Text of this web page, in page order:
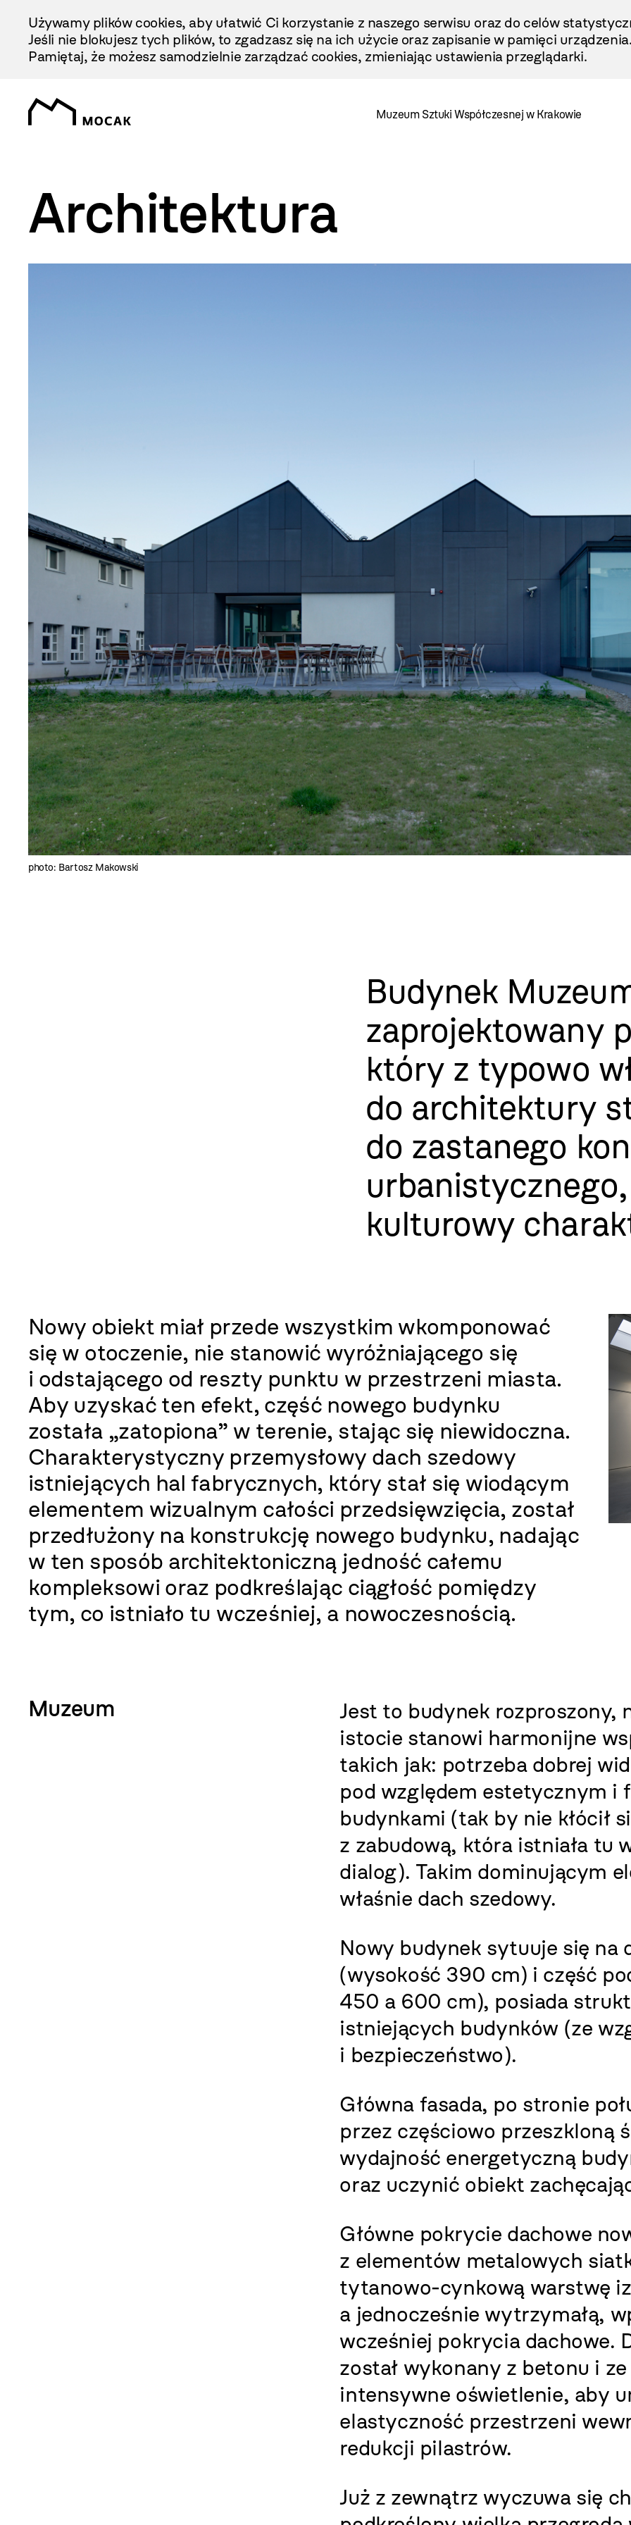
Treści
Używamy plików cookies, aby ułatwić Ci korzystanie z naszego serwisu oraz do celów
Jeśli nie blokujesz tych plików, to zgadzasz się na ich użycie oraz zapisanie w pamięci urządzenia.
Pamiętaj, że możesz samodzielnie zarządzać cookies, zmieniając ustawienia przeglądarki.
Muzeum Sztuki Współczesnej w Krakowie
Architektura
photo: Bartosz Makowski
Budynek
zaprojektowany
który z typowo
do architektury
do zastanego
kulturowy
Nowy obiekt miał przede wszystkim wkomponować
się w otoczenie, nie stanowić wyróżniającego się
i odstającego od reszty punktu w przestrzeni miasta.
Aby uzyskać ten efekt, część nowego budynku
została „zatopiona” w terenie, stając się niewidoczna.
Charakterystyczny przemysłowy dach szedowy
istniejących hal fabrycznych, który stał się wiodącym
elementem wizualnym całości przedsięwzięcia, został
przedłużony na konstrukcję nowego budynku, nadając
w ten sposób architektoniczną jedność całemu
kompleksowi oraz podkreślając ciągłość pomiędzy
tym, co istniało tu wcześniej, a nowoczesnością.
Muzeum
Jest to budynek rozproszony,
istocie stanowi harmonijne
takich jak: potrzeba dobrej
pod względem estetycznym
budynkami (tak by nie kłócił
z zabudową, która istniała tu
dialog). Takim dominującym
właśnie dach szedowy.
Nowy budynek sytuuje się na
(wysokość 390 cm) i część
450 a 600 cm), posiada
istniejących budynków (ze
i bezpieczeństwo).
Główna fasada, po stronie
przez częściowo przeszkloną
wydajność energetyczną
oraz uczynić obiekt
Główne pokrycie dachowe
z elementów metalowych
tytanowo-cynkową warstwę
a jednocześnie wytrzymałą,
wcześniej pokrycia dachowe.
został wykonany z betonu i
intensywne oświetlenie, aby
elastyczność przestrzeni
redukcji pilastrów.
Już z zewnątrz wyczuwa się